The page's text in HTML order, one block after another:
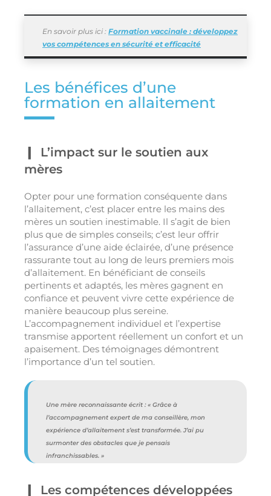
En savoir plus ici : Formation vaccinale : développez
vos compétences en sécurité et efficacité
Les bénéfices d’une
formation en allaitement
L’impact sur le soutien aux
mères
Opter pour une formation conséquente dans
l’allaitement, c’est placer entre les mains des
mères un soutien inestimable. Il s’agit de bien
plus que de simples conseils; c’est leur offrir
l’assurance d’une aide éclairée, d’une présence
rassurante tout au long de leurs premiers mois
d’allaitement. En bénéficiant de conseils
pertinents et adaptés, les mères gagnent en
confiance et peuvent vivre cette expérience de
manière beaucoup plus sereine.
L’accompagnement individuel et l’expertise
transmise apportent réellement un confort et un
apaisement. Des témoignages démontrent
l’importance d’un tel soutien.
Une mère reconnaissante écrit : « Grâce à
l’accompagnement expert de ma conseillère, mon
expérience d’allaitement s’est transformée. J’ai pu
surmonter des obstacles que je pensais
infranchissables. »
Les compétences développées